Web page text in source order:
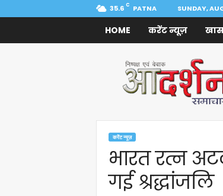
35.6 C PATNA SUNDAY,
HOME करेंट न्यूज़
Samachar
करेंट न्यूज़
भारत रत्न
गई श्रद्धांजलि